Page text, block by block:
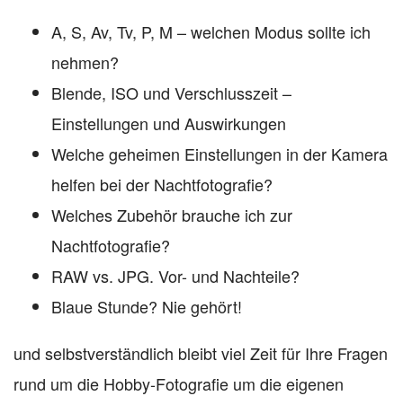
A, S, Av, Tv, P, M – welchen Modus sollte ich
nehmen?
Blende, ISO und Verschlusszeit –
Einstellungen und Auswirkungen
Welche geheimen Einstellungen in der Kamera
helfen bei der Nachtfotografie?
Welches Zubehör brauche ich zur
Nachtfotografie?
RAW vs. JPG. Vor- und Nachteile?
Blaue Stunde? Nie gehört!
und selbstverständlich bleibt viel Zeit für Ihre Fragen
rund um die Hobby-Fotografie um die eigenen